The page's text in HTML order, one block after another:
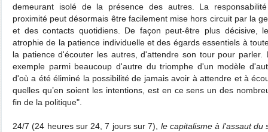
demeurant isolé de la présence des autres. La
proximité peut désormais être facilement mise hors circuit par la
et des contacts quotidiens. De façon peut-être plus décisive,
atrophie de la patience individuelle et des égards essentiels à
la patience d'écouter les autres, d'attendre son tour pour
exemple parmi beaucoup d'autre du triomphe d'un modèle
d'où a été éliminé la possibilité de jamais avoir à attendre et à
quelles qu’en soient les intentions, est en ce sens un des
fin de la politique".
24/7 (24 heures sur 24, 7 jours sur 7), le capitalisme à l'assaut du